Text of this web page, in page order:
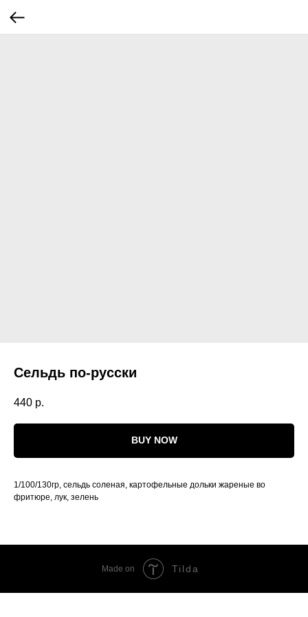
Сельдь по-русски
440 р.
BUY NOW
1/100/130гр, сельдь соленая, картофельные дольки жареные во
фритюре, лук, зелень
Made on Tilda